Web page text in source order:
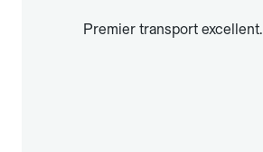
Premier transport excellent.